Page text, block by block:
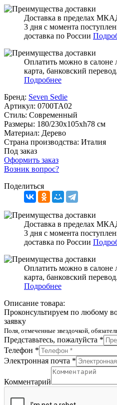
Доставка в пределах
3 дня с момента
доставка по России
Оплатить можно в
карта, банковский
Подробнее
Бренд: Seven Sedie
Артикул: 0700TA02
Стиль: Современный
Размеры: 180/230x105xh78 см
Материал: Дерево
Страна производства: Италия
Под заказ
Оформить заказ
Возник вопрос?
Поделиться
Доставка в пределах
3 дня с момента
доставка по России
Оплатить можно в
карта, банковский
Подробнее
Описание товара:
Проконсультируем по любому
заявку
Поля, отмеченные звездочкой,
Представьтесь, пожалуйста *
Телефон *
Электронная почта *
Комментарий